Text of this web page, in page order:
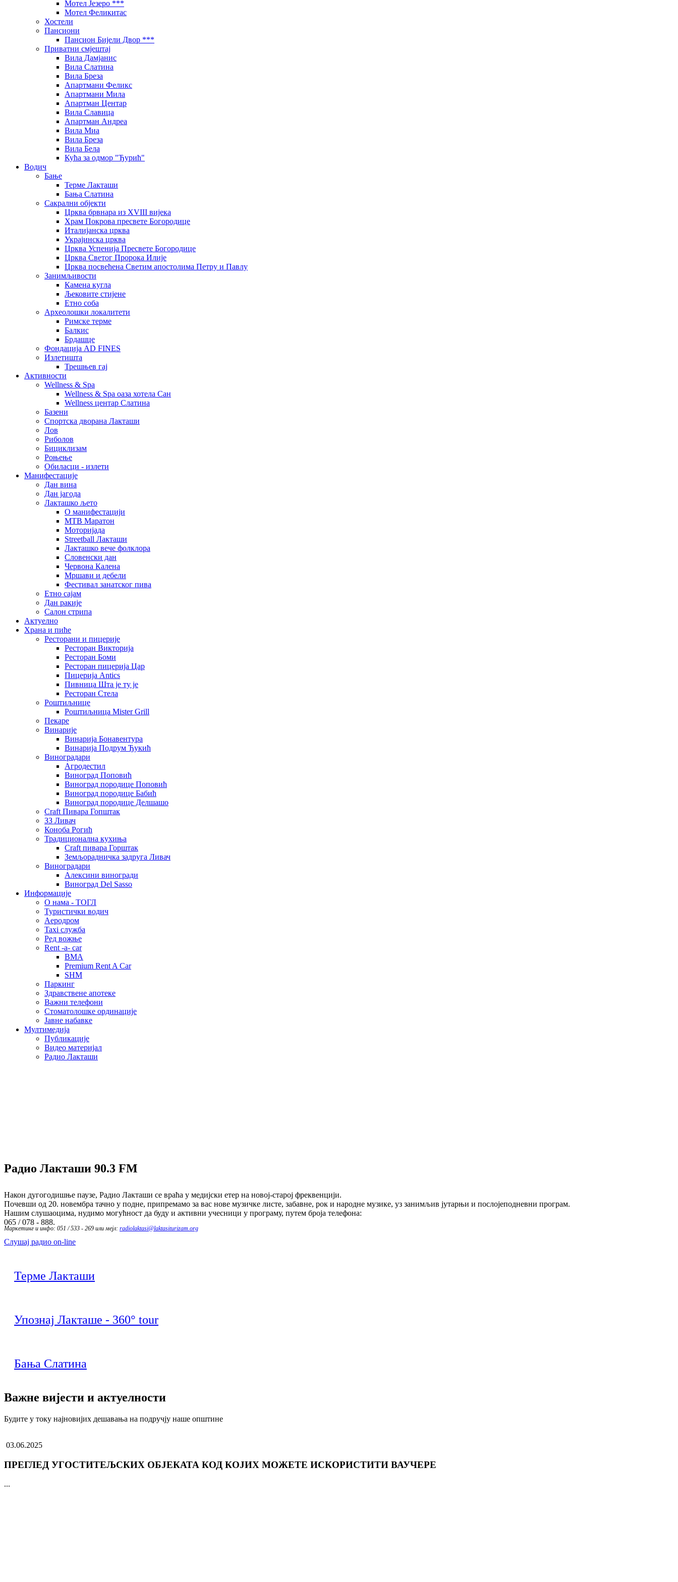
Мотел Језеро ***
Мотел Феликитас
Хостели
Пансиони
Пансион Бијели Двор ***
Приватни смјештај
Вила Дамјанис
Вила Слатина
Вила Бреза
Апартмани Феликс
Апартмани Мила
Апартман Центар
Вила Славица
Апартман Андреа
Вила Миа
Вила Бреза
Вила Бела
Кућа за одмор "Ђурић"
Водич
Бање
Терме Лакташи
Бања Слатина
Сакрални објекти
Црква брвнара из XVIII вијека
Храм Покрова пресвете Богородице
Италијанска црква
Украјинска црква
Црква Успенија Пресвете Богородице
Црква Светог Пророка Илије
Црква посвећена Светим апостолима Петру и Павлу
Занимљивости
Камена кугла
Љековите стијене
Етно соба
Археолошки локалитети
Римске терме
Балкис
Брдашце
Фондација AD FINES
Излетишта
Трешњев гај
Активности
Wellness & Spa
Wellness & Spa оаза хотела Сан
Wellness центар Слатина
Базени
Спортска дворана Лакташи
Лов
Риболов
Бициклизам
Роњење
Обиласци - излети
Манифестације
Дан вина
Дан јагода
Лакташко љето
О манифестацији
MTB Маратон
Моторијада
Streetball Лакташи
Лакташко вече фолклора
Словенски дан
Червона Калена
Мршави и дебели
Фестивал занатског пива
Етно сајам
Дан ракије
Салон стрипа
Актуелно
Храна и пиће
Ресторани и пицерије
Ресторан Викторија
Ресторан Боми
Ресторан пицерија Цар
Пицерија Аntics
Пивница Шта је ту је
Ресторан Стела
Роштиљнице
Роштиљница Mister Grill
Пекаре
Винарије
Винарија Бонавентура
Винарија Подрум Ђукић
Виноградари
Агродестил
Виноград Поповић
Виноград породице Поповић
Виноград породице Бабић
Виноград породице Делшашо
Craft Пивара Гопштак
ЗЗ Ливач
Коноба Рогић
Традиционална кухиња
Craft пивара Горштак
Земљорадничка задруга Ливач
Виноградари
Алексини виногради
Виноград Del Sasso
Информације
О нама - ТОГЛ
Туристички водич
Аеродром
Taxi служба
Ред вожње
Rent -a- car
BMA
Premium Rent A Car
SHM
Паркинг
Здравствене апотеке
Важни телефони
Стоматолошке ординације
Јавне набавке
Мултимедија
Публикације
Видео материјал
Радио Лакташи
Радио Лакташи 90.3 FM
Након дугогодишње паузе, Радио Лакташи се враћа у медијски етер на новој-старој фреквенцији.
Почевши од 20. новембра тачно у подне, припремамо за вас нове музичке листе, забавне, рок и народне музике, уз занимљив јутарњи и послојеподневни програм.
Нашим слушаоцима, нудимо могућност да буду и активни учесници у програму, путем броја телефона:
065 / 078 - 888.
Маркетинг и инфо: 051 / 533 - 269 или мејл: radiolaktasi@laktasiturizam.org
Слушај радио on-line
Терме Лакташи
Упознај Лакташе - 360° tour
Бања Слатина
Важне вијести и актуелности
Будите у току најновијих дешавања на подручју наше општине
03.06.2025
ПРЕГЛЕД УГОСТИТЕЉСКИХ ОБЈЕКАТА КОД КОЈИХ МОЖЕТЕ ИСКОРИСТИТИ ВАУЧЕРЕ
...